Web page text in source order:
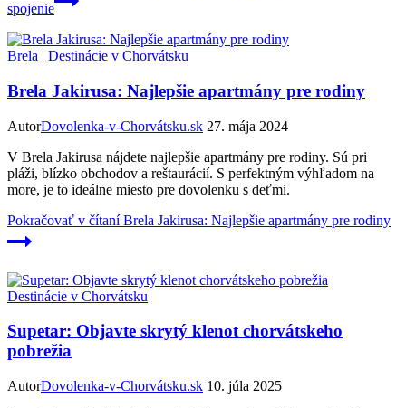
spojenie
Brela | Destinácie v Chorvátsku
Brela Jakirusa: Najlepšie apartmány pre rodiny
AutorDovolenka-v-Chorvátsku.sk 27. mája 2024
V Brela Jakirusa nájdete najlepšie apartmány pre rodiny. Sú pri
pláži, blízko obchodov a reštaurácií. S perfektným výhľadom na
more, je to ideálne miesto pre dovolenku s deťmi.
Pokračovať v čítaníBrela Jakirusa: Najlepšie apartmány pre rodiny
Destinácie v Chorvátsku
Supetar: Objavte skrytý klenot chorvátskeho
pobrežia
AutorDovolenka-v-Chorvátsku.sk 10. júla 2025